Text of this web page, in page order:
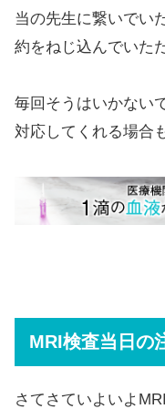
当の先生に繋いでい
約をねじ込んでいた
毎回そうはいかない
対応してくれる場合
MRI検査当日の
さてさていよいよ